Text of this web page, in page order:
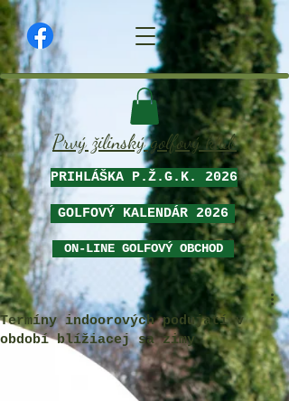
Prvý žilinský golfový klub
GOLFOVÝ KALENDÁR 2026
ON-LINE GOLFOVÝ OBCHOD
PRIHLÁŠKA P.Ž.G.K. 2026
Termíny indoorových podujatí v
období blížiacej sa zimy